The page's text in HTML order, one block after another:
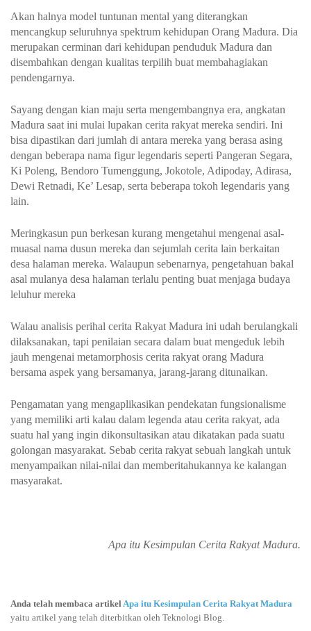
Akan halnya model tuntunan mental yang diterangkan
mencangkup seluruhnya spektrum kehidupan Orang Madura. Dia
merupakan cerminan dari kehidupan penduduk Madura dan
disembahkan dengan kualitas terpilih buat membahagiakan
pendengarnya.
Sayang dengan kian maju serta mengembangnya era, angkatan
Madura saat ini mulai lupakan cerita rakyat mereka sendiri. Ini
bisa dipastikan dari jumlah di antara mereka yang berasa asing
dengan beberapa nama figur legendaris seperti Pangeran Segara,
Ki Poleng, Bendoro Tumenggung, Jokotole, Adipoday, Adirasa,
Dewi Retnadi, Ke’ Lesap, serta beberapa tokoh legendaris yang
lain.
Meringkasun pun berkesan kurang mengetahui mengenai asal-
muasal nama dusun mereka dan sejumlah cerita lain berkaitan
desa halaman mereka. Walaupun sebenarnya, pengetahuan bakal
asal mulanya desa halaman terlalu penting buat menjaga budaya
leluhur mereka
Walau analisis perihal cerita Rakyat Madura ini udah berulangkali
dilaksanakan, tapi penilaian secara dalam buat mengeduk lebih
jauh mengenai metamorphosis cerita rakyat orang Madura
bersama aspek yang bersamanya, jarang-jarang ditunaikan.
Pengamatan yang mengaplikasikan pendekatan fungsionalisme
yang memiliki arti kalau dalam legenda atau cerita rakyat, ada
suatu hal yang ingin dikonsultasikan atau dikatakan pada suatu
golongan masyarakat. Sebab cerita rakyat sebuah langkah untuk
menyampaikan nilai-nilai dan memberitahukannya ke kalangan
masyarakat.
Apa itu Kesimpulan Cerita Rakyat Madura.
Anda telah membaca artikelApa itu Kesimpulan Cerita Rakyat Madura
yaitu artikel yang telah diterbitkan oleh Teknologi Blog.